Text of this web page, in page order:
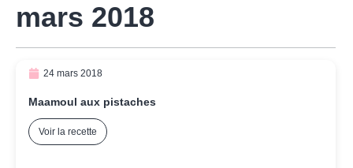
mars 2018
24 mars 2018
Maamoul aux pistaches
Voir la recette